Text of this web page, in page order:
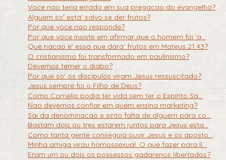
Voce nao teria errado em sua pregacao do evangelho?
Alguem so' esta' salvo se der frutos?
Por que voce nao responde?
Por que voce insiste em afirmar que o homem foi 'a...
Que nacao e' essa que dara' frutos em Mateus 21:43?
O cristianismo foi transformado em paulinismo?
Devemos temer o diabo?
Por que so' os discipulos viram Jesus ressuscitado?
Jesus sempre foi o Filho de Deus?
Como Cornelio podia ter vida sem ter o Espírito Sa...
Nao devemos confiar em quem ensina marketing?
Sai da denominacao e sinto falta de alguem para co...
Bastam dois ou tres estarem juntos para Jesus esta...
Como tanta gente conseguia ouvir Jesus e os aposto...
Minha amiga virou homossexual. O que fazer para li...
Eram um ou dois os possessos gadarenos libertados?